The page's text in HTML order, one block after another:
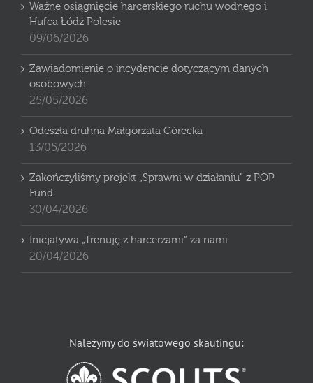
Ważne osiągnięcie harcerskiego ruchu wodnego i
Hufca Łódź Polesie
09/06/2026
Zawiadomienie o incydencie dotyczącym danych
osobowych
25/05/2026
Odeszła druhna Małgorzata Górecka
13/05/2026
Zakończyliśmy projekt „Sprawni w działaniu” z POP
Fund
30/04/2026
Inicjatywa „Trenuję z harcerzami” za nami
20/04/2026
Należymy do światowego skautingu: